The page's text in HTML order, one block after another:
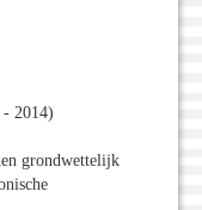
- 2014)
grondwettelijk